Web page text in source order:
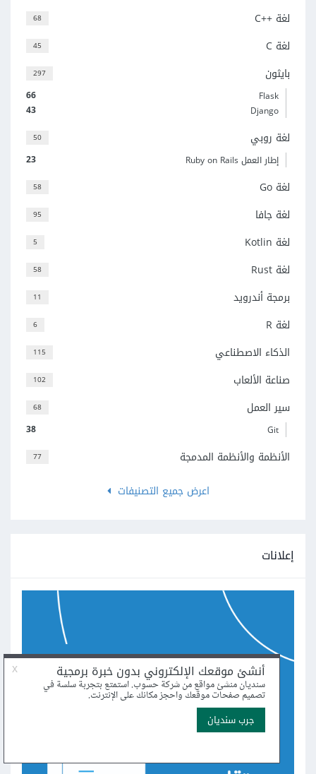
68 لغة C++‎
45 لغة C
297 بايثون
66
Flask
43
Django
50 لغة روبي
23 إطار العمل Ruby on Rails
58 لغة Go
95 لغة جافا
5 لغة Kotlin
58 لغة Rust
11 برمجة أندرويد
6 لغة R
115 الذكاء الاصطناعي
102 صناعة الألعاب
68 سير العمل
38 Git
77
الأنظمة والأنظمة المدمجة
اعرض جميع التصنيفات
إعلانات